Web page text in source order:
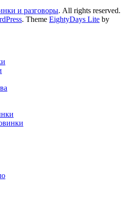
и разговоры. All rights reserved.
. Theme EightyDays Lite by